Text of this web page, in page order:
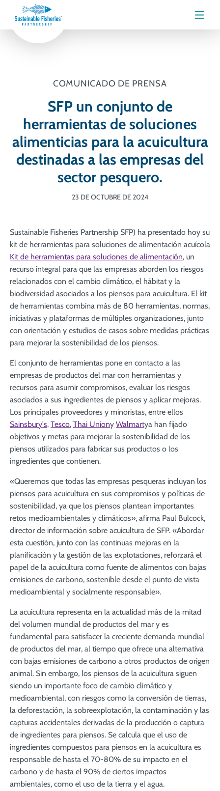
Menú
COMUNICADO DE PRENSA
SFP un conjunto de
herramientas de soluciones
alimenticias para la acuicultura
destinadas a las empresas del
sector pesquero.
23 DE OCTUBRE DE 2024
Sustainable Fisheries Partnership SFP) ha presentado hoy su
kit de herramientas para soluciones de alimentación acuícola
Kit de herramientas para soluciones de alimentación, un
recurso integral para que las empresas aborden los riesgos
relacionados con el cambio climático, el hábitat y la
biodiversidad asociados a los piensos para acuicultura. El kit
de herramientas combina más de 80 herramientas, normas,
iniciativas y plataformas de múltiples organizaciones, junto
con orientación y estudios de casos sobre medidas prácticas
para mejorar la sostenibilidad de los piensos.
El conjunto de herramientas pone en contacto a las
empresas de productos del mar con herramientas y
recursos para asumir compromisos, evaluar los riesgos
asociados a sus ingredientes de piensos y aplicar mejoras.
Los principales proveedores y minoristas, entre ellos
Sainsbury's, Tesco, Thai Uniony Walmartya han fijado
objetivos y metas para mejorar la sostenibilidad de los
piensos utilizados para fabricar sus productos o los
ingredientes que contienen.
«Queremos que todas las empresas pesqueras incluyan los
piensos para acuicultura en sus compromisos y políticas de
sostenibilidad, ya que los piensos plantean importantes
retos medioambientales y climáticos», afirma Paul Bulcock,
director de información sobre acuicultura de SFP. «Abordar
esta cuestión, junto con las continuas mejoras en la
planificación y la gestión de las explotaciones, reforzará el
papel de la acuicultura como fuente de alimentos con bajas
emisiones de carbono, sostenible desde el punto de vista
medioambiental y socialmente responsable».
La acuicultura representa en la actualidad más de la mitad
del volumen mundial de productos del mar y es
fundamental para satisfacer la creciente demanda mundial
de productos del mar, al tiempo que ofrece una alternativa
con bajas emisiones de carbono a otros productos de origen
animal. Sin embargo, los piensos de la acuicultura siguen
siendo un importante foco de cambio climático y
medioambiental, con riesgos como la conversión de tierras,
la deforestación, la sobreexplotación, la contaminación y las
capturas accidentales derivadas de la producción o captura
de ingredientes para piensos. Se calcula que el uso de
ingredientes compuestos para piensos en la acuicultura es
responsable de hasta el 70-80% de su impacto en el
carbono y de hasta el 90% de ciertos impactos
ambientales, como el uso de la tierra y el agua.